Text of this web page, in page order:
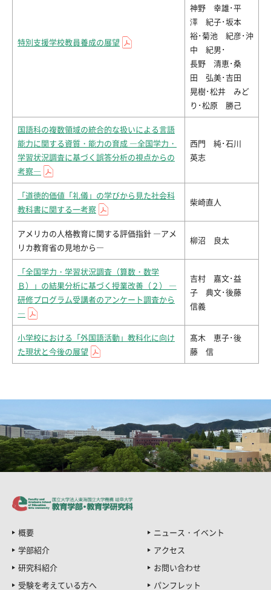
特別支援学校教員養成の展望
神野 幸雄･平
澤 紀子･坂本
裕･菊池 紀彦･沖
中 紀男･
長野 清恵･桑
田 弘美･吉田
晃樹･松井 みど
り･松原 勝己
国語科の複数領域の統合的な扱いによる言語
能力に関する資質・能力の育成 ―全国学力・
学習状況調査に基づく誤答分析の視点からの
考察―
西門 純･石川
英志
「道徳的価値「礼儀」の学びから見た社会科
教科書に関する一考察
柴崎直人
アメリカの人格教育に関する評価指針 ―アメ
リカ教育省の見地から―
柳沼 良太
「全国学力・学習状況調査（算数・数学
Ｂ）」の結果分析に基づく授業改善（２） ―
研修プログラム受講者のアンケート調査から
―
吉村 嘉文･益
子 典文･後藤
信義
小学校における「外国語活動」教科化に向け
た現状と今後の展望
髙木 恵子･後
藤 信
概要
学部紹介
研究科紹介
受験を考えている方へ
ニュース・イベント
アクセス
お問い合わせ
パンフレット